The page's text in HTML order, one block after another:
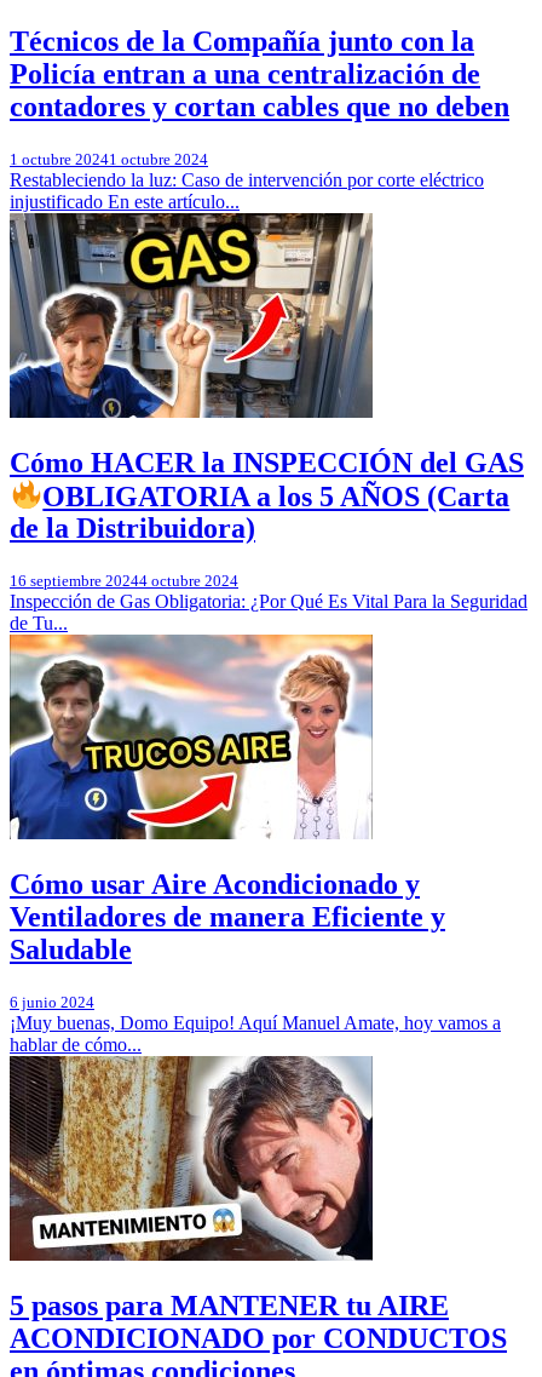
Técnicos de la Compañía junto con la
Policía entran a una centralización de
contadores y cortan cables que no deben
1 octubre 20241 octubre 2024
Restableciendo la luz: Caso de intervención por corte eléctrico
injustificado En este artículo...
Cómo HACER la INSPECCIÓN del GAS
OBLIGATORIA a los 5 AÑOS (Carta
de la Distribuidora)
16 septiembre 20244 octubre 2024
Inspección de Gas Obligatoria: ¿Por Qué Es Vital Para la Seguridad
de Tu...
Cómo usar Aire Acondicionado y
Ventiladores de manera Eficiente y
Saludable
6 junio 2024
¡Muy buenas, Domo Equipo! Aquí Manuel Amate, hoy vamos a
hablar de cómo...
5 pasos para MANTENER tu AIRE
ACONDICIONADO por CONDUCTOS
en óptimas condiciones